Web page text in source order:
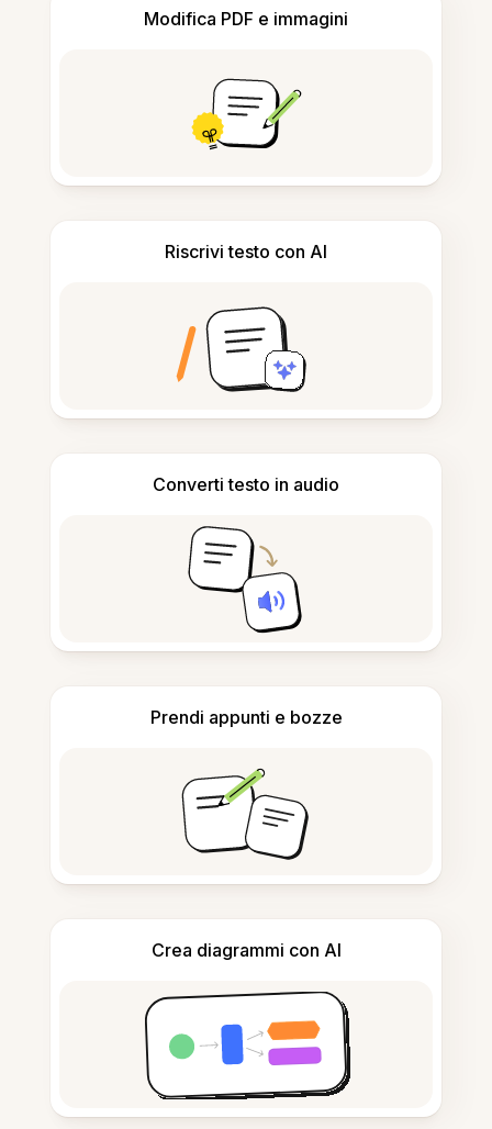
Modifica PDF e immagini
Riscrivi testo con AI
Converti testo in audio
Prendi appunti e bozze
Crea diagrammi con AI